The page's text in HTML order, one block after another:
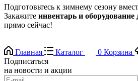
Подготовьтесь к зимнему сезону
Закажите инвентарь и
прямо сейчас!
Главная Каталог 0 Корзина
Подписаться
на новости и акции